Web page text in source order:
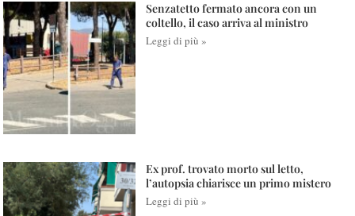
Senzatetto fermato ancora con un
coltello, il caso arriva al ministro
Leggi di più »
Ex prof. trovato morto sul letto,
l’autopsia chiarisce un primo mistero
Leggi di più »